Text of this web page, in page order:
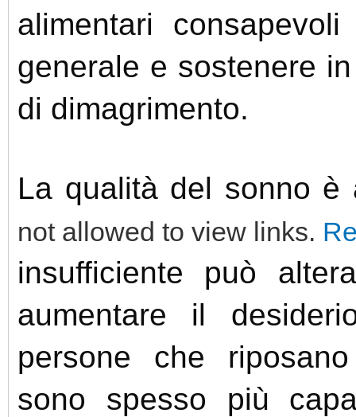
alimentari
generale e sostenere
di dimagrimento.
La qualità del sonno
not allowed to view links.
insufficiente può
aumentare il
persone che
sono spesso più